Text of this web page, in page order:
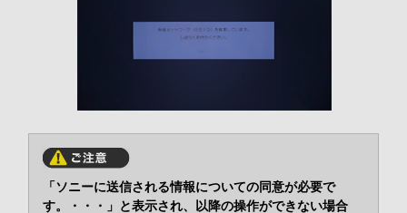
「ソニーに送信される情報についての同意が必要で
す。・・・」と表示され、以降の操作ができない場合